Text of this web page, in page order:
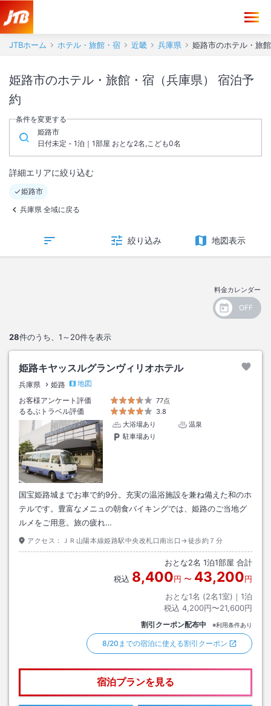
JTBホーム ホテル・旅館・宿 近畿 兵庫県 姫路市のホテル・旅
姫路市のホテル・旅館・宿（兵庫県） 宿泊予
約
条件を変更する
姫路市
日付未定 - 1泊｜1部屋 おとな2名,こども0名
詳細エリアに絞り込む
姫路市
兵庫県 全域に戻る
絞り込み 地図表示
料金カレンダー
28件のうち、 1～20件を表示
姫路キヤッスルグランヴィリオホテル
兵庫県 姫路
地図
お客様アンケート評価
77点
るるぶトラベル評価
3.8
大浴場あり
温泉
駐車場あり
国宝姫路城までお車で約9分。充実の温浴施設を兼ね備えた和のホ
テルです。豊富なメニュの朝食バイキングでは、姫路のご当地グ
ルメをご用意。旅の疲れ…
アクセス： ＪＲ山陽本線姫路駅中央改札口南出口→徒歩約７分
おとな2名 1泊1部屋 合計
税込 8,400円 〜 43,200円
おとな1名 (2名1室)｜ 1泊
税込 4,200円〜21,600円
割引クーポン配布中 ※利用条件あり
8/20までの宿泊に使える割引クーポン
宿泊プランを見る